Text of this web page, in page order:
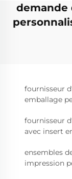
demande
fournisseur
emballage
fournisseur
avec insert
ensembles
impression